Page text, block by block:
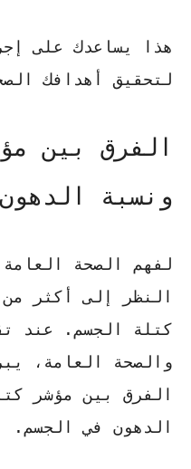
هذا يساعدك على
لتحقيق أهدافك
الفرق بين
ونسبة الدهون
لفهم الصحة
النظر إلى أكثر
كتلة الجسم . عند
والصحة العامة،
الفرق بين مؤشر
الدهون في الجسم.